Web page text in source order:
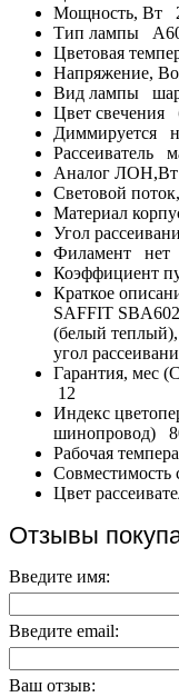
Мощность, Вт
Тип лампы
Цветовая
Напряжение,
Вид лампы
Цвет свечения
Диммируется
Рассеиватель
Аналог ЛОН,Вт
Световой
Материал
Угол
Филамент
нет
Коэффициент
Краткое
SAFFIT
(белый теплый),
угол
Гарантия, мес
12
Индекс
шинопровод)
Рабочая
Совместимость
Цвет
Отзывы
Введите имя:
Введите email:
Ваш отзыв: